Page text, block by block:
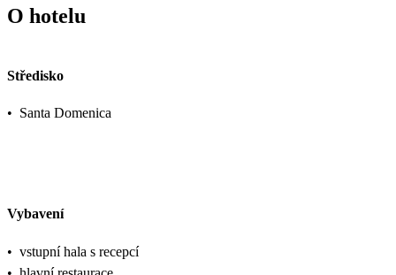
O hotelu
Středisko
• Santa Domenica
Vybavení
• vstupní hala s recepcí